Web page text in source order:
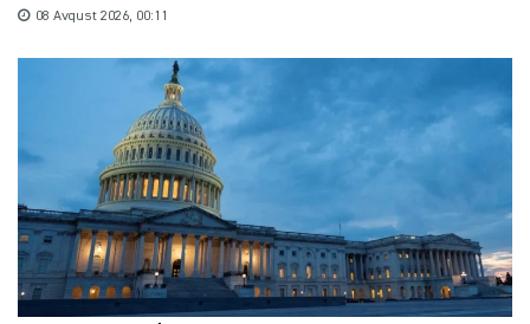
08 Avqust 2026, 00:11